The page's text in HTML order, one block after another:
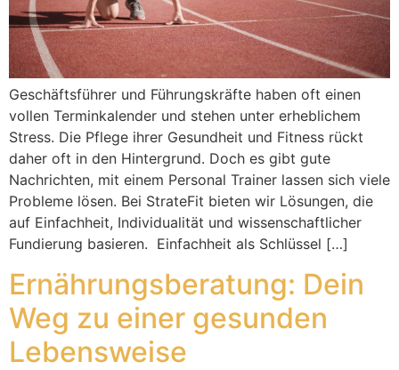
Geschäftsführer und Führungskräfte haben oft einen
vollen Terminkalender und stehen unter erheblichem
Stress. Die Pflege ihrer Gesundheit und Fitness rückt
daher oft in den Hintergrund. Doch es gibt gute
Nachrichten, mit einem Personal Trainer lassen sich viele
Probleme lösen. Bei StrateFit bieten wir Lösungen, die
auf Einfachheit, Individualität und wissenschaftlicher
Fundierung basieren. Einfachheit als Schlüssel […]
Ernährungsberatung: Dein
Weg zu einer gesunden
Lebensweise